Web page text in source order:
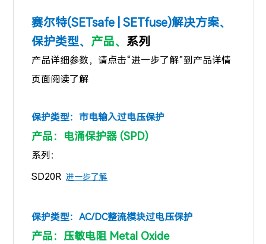
赛尔特(SETsafe | SETfuse)解决方案、
保护类型、 产品、 系列
产品详细参数，请点击“进一步了解”到产品详情
页面阅读了解
保护类型： 市电输入过电压保护
产品：电涌保护器 (SPD)
系列：
SD20R进一步了解
保护类型：AC/DC整流模块过电压保护
产品：压敏电阻 Metal Oxide